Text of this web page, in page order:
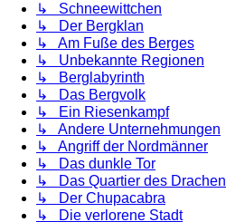
↳ Schneewittchen
↳ Der Bergklan
↳ Am Fuße des Berges
↳ Unbekannte Regionen
↳ Berglabyrinth
↳ Das Bergvolk
↳ Ein Riesenkampf
↳ Andere Unternehmungen
↳ Angriff der Nordmänner
↳ Das dunkle Tor
↳ Das Quartier des Drachen
↳ Der Chupacabra
↳ Die verlorene Stadt